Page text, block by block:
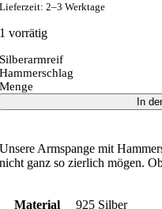
Lieferzeit: 2–3 Werktage
1 vorrätig
Silberarmreif
Hammerschlag
Menge
In
Unsere Armspange mit
nicht ganz so zierlich mögen.
Material 925 Silber